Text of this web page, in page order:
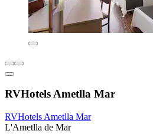
RVHotels Ametlla Mar
RVHotels Ametlla Mar
L'Ametlla de Mar